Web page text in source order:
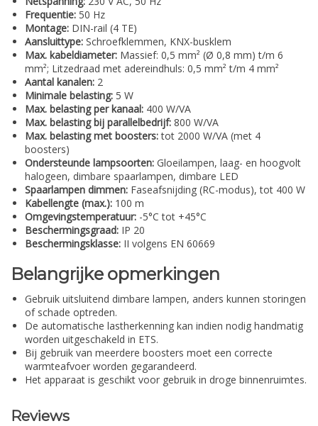
Frequentie: 50 Hz
Montage: DIN-rail (4 TE)
Aansluittype: Schroefklemmen, KNX-busklem
Max. kabeldiameter: Massief: 0,5 mm² (Ø 0,8 mm) t/m 6
mm²; Litzedraad met adereindhuls: 0,5 mm² t/m 4 mm²
Aantal kanalen: 2
Minimale belasting: 5 W
Max. belasting per kanaal: 400 W/VA
Max. belasting bij parallelbedrijf: 800 W/VA
Max. belasting met boosters:tot 2000 W/VA (met 4
boosters)
Ondersteunde lampsoorten: Gloeilampen, laag- en hoogvolt
halogeen, dimbare spaarlampen, dimbare LED
Spaarlampen dimmen: Faseafsnijding (RC-modus), tot 400 W
Kabellengte (max.): 100 m
Omgevingstemperatuur: -5°C tot +45°C
Beschermingsgraad: IP 20
Beschermingsklasse: II volgens EN 60669
Belangrijke opmerkingen
Gebruik uitsluitend dimbare lampen, anders kunnen storingen
of schade optreden.
De automatische lastherkenning kan indien nodig handmatig
worden uitgeschakeld in ETS.
Bij gebruik van meerdere boosters moet een correcte
warmteafvoer worden gegarandeerd.
Het apparaat is geschikt voor gebruik in droge binnenruimtes.
Reviews